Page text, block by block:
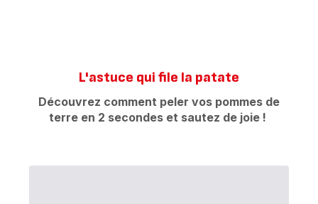
L'astuce qui file la patate
Découvrez comment peler vos pommes de
terre en 2 secondes et sautez de joie !